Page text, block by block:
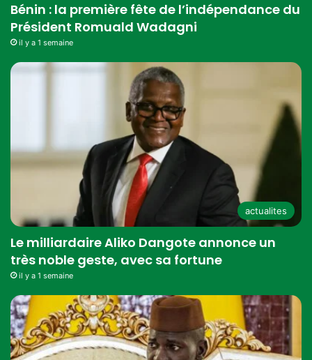
Bénin : la première fête de l’indépendance du
Président Romuald Wadagni
il y a 1 semaine
actualites
Le milliardaire Aliko Dangote annonce un
très noble geste, avec sa fortune
il y a 1 semaine